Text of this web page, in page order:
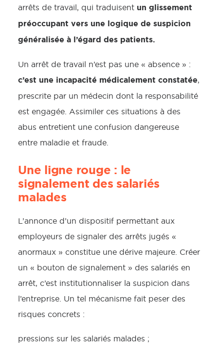
arrêts de travail, qui traduisent un glissement
préoccupant vers une logique de suspicion
généralisée à l’égard des patients.
Un arrêt de travail n’est pas une « absence » :
c’est une incapacité médicalement constatée,
prescrite par un médecin dont la responsabilité
est engagée. Assimiler ces situations à des
abus entretient une confusion dangereuse
entre maladie et fraude.
Une ligne rouge : le
signalement des salariés
malades
L’annonce d’un dispositif permettant aux
employeurs de signaler des arrêts jugés «
anormaux » constitue une dérive majeure. Créer
un « bouton de signalement » des salariés en
arrêt, c’est institutionnaliser la suspicion dans
l’entreprise. Un tel mécanisme fait peser des
risques concrets :
pressions sur les salariés malades ;